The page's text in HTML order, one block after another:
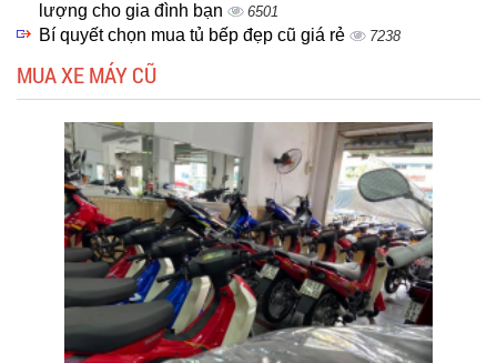
lượng cho gia đình bạn
6501
Bí quyết chọn mua tủ bếp đẹp cũ giá rẻ 7238
MUA XE MÁY CŨ